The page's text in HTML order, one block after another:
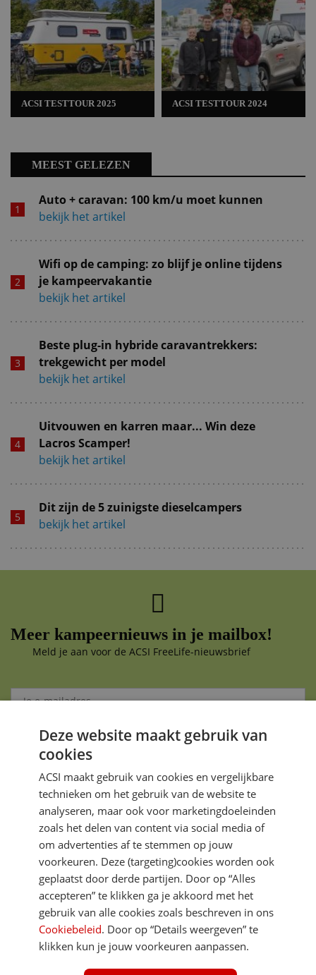
ACSI TESTTOUR 2025 ACSI TESTTOUR 2024
MEEST GELEZEN
Auto + caravan: 100 km/u moet kunnen
bekijk het artikel
Wifi op de camping: zo blijf je online tijdens
je kampeervakantie
bekijk het artikel
Beste plug-in hybride caravantrekkers:
trekgewicht per model
bekijk het artikel
Uitvouwen en karren maar... Win deze
Lacros Scamper!
bekijk het artikel
Dit zijn de 5 zuinigste dieselcampers
bekijk het artikel
Meer kampeernieuws in je mailbox!
Meld je aan voor de ACSI FreeLife-nieuwsbrief
Aanmelden
Je gegevens zijn veilig en worden niet gedeeld met anderen
DIRECT NAAR
MEER ACSI FREELIFE
Deze website maakt gebruik van
cookies
ACSI maakt gebruik van cookies en vergelijkbare
technieken om het gebruik van de website te
analyseren, maar ook voor marketingdoeleinden
zoals het delen van content via social media of
om advertenties af te stemmen op jouw
voorkeuren. Deze (targeting)cookies worden ook
geplaatst door derde partijen. Door op “Alles
accepteren” te klikken ga je akkoord met het
gebruik van alle cookies zoals beschreven in ons
Cookiebeleid. Door op “Details weergeven” te
klikken kun je jouw voorkeuren aanpassen.